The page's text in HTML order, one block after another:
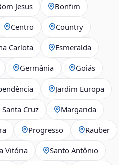
Jesus Bonfim
Centro Country
Carlota Esmeralda
Germânia Goiás
Jardim Europa
Cruz Margarida
Progresso Rauber
Vitória Santo Antônio